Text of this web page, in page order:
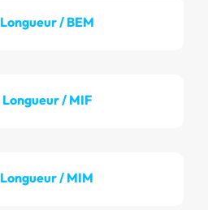
Longueur / BEM
Longueur / MIF
Longueur / MIM